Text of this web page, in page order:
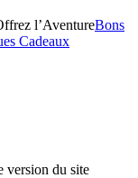
l’AventureBons
Cadeaux
version du site